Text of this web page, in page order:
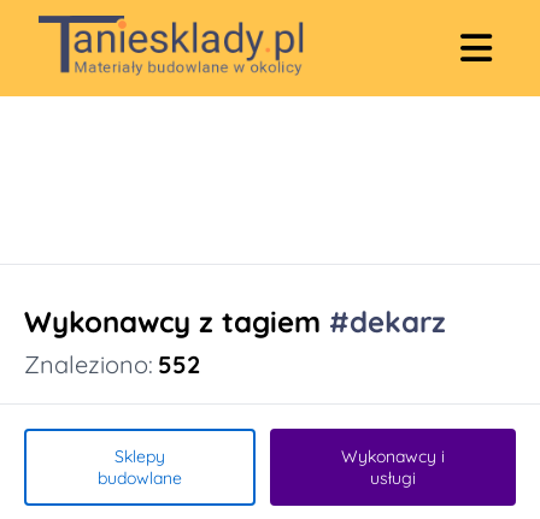
Wykonawcy z tagiem #dekarz
Znaleziono: 552
Sklepy
budowlane
Wykonawcy i
usługi